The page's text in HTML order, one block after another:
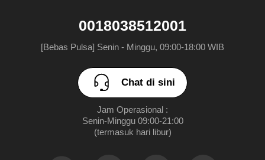
0018038512001
[Bebas Pulsa] Senin - Minggu, 09:00-18:00 WIB
Chat di sini
Jam Operasional :
Senin-Minggu 09:00-21:00
(termasuk hari libur)